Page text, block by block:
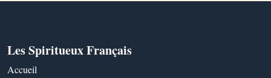
Les Spiritueux Français
Accueil